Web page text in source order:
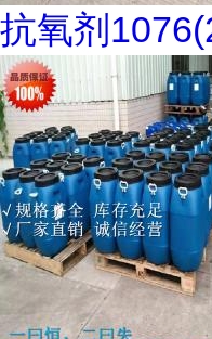
抗氧剂